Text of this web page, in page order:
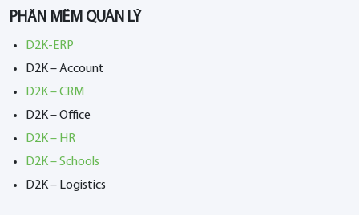
PHẦN MỀM QUẢN LÝ
D2K-ERP
D2K – Account
D2K – CRM
D2K – Office
D2K – HR
D2K – Schools
D2K – Logistics